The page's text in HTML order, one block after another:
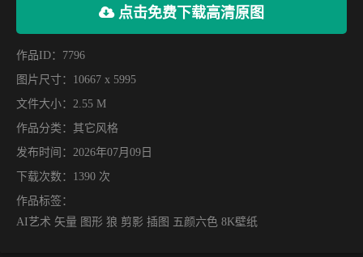
点击免费下载高清原图
作品ID：7796
图片尺寸：10667 x 5995
文件大小：2.55 M
作品分类： 其它风格
发布时间：2026年07月09日
下载次数：1390 次
作品标签：
AI艺术 矢量 图形 狼 剪影 插图 五颜六色 8K壁纸